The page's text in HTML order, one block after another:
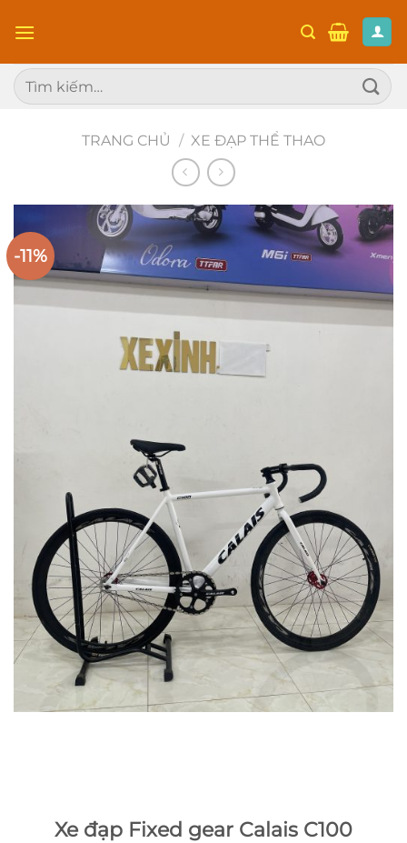
đến
dung
Tìm
kiếm:
TRANG CHỦ / XE ĐẠP THỂ THAO
-11%
Xe đạp Fixed gear Calais C100